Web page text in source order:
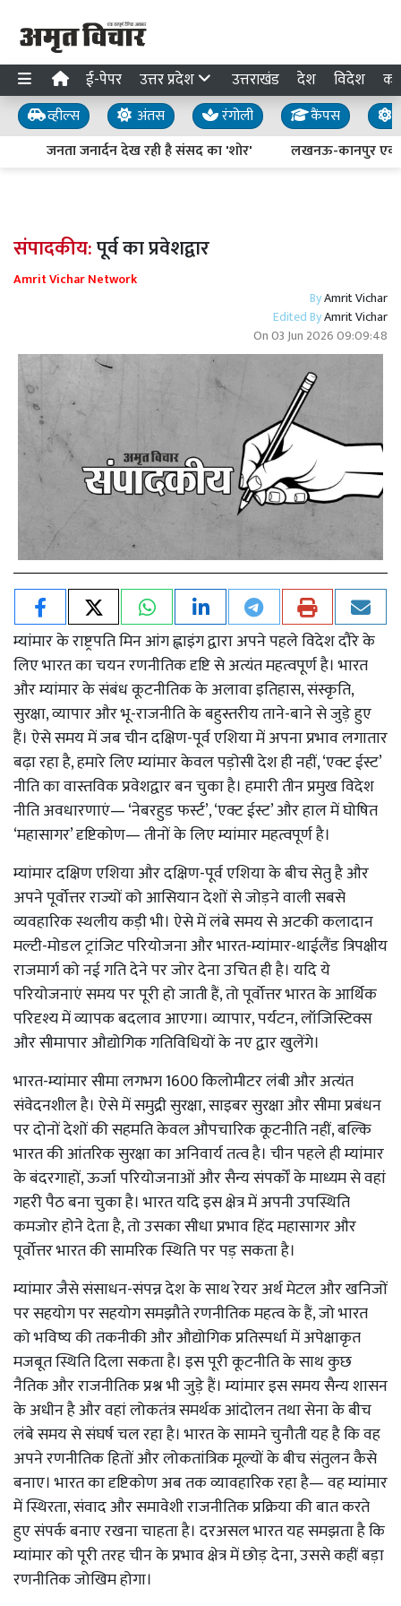
ई-पेपर उत्तर प्रदेश उत्तराखंड देश विदेश
व्हील्स अंतस रंगोली कैंपस
जनता जनार्दन देख रही है संसद का 'शोर'
लखनऊ-कानपुर
संपादकीय:पूर्व का प्रवेशद्वार
Amrit Vichar Network
ByAmrit Vichar
Edited ByAmrit Vichar
On03 Jun 2026 09:09:48
म्यांमार के राष्ट्रपति मिन आंग ह्लाइंग द्वारा अपने पहले विदेश दौरे के
लिए भारत का चयन रणनीतिक दृष्टि से अत्यंत महत्वपूर्ण है। भारत
और म्यांमार के संबंध कूटनीतिक के अलावा इतिहास, संस्कृति,
सुरक्षा, व्यापार और भू-राजनीति के बहुस्तरीय ताने-बाने से जुड़े हुए
हैं। ऐसे समय में जब चीन दक्षिण-पूर्व एशिया में अपना प्रभाव लगातार
बढ़ा रहा है, हमारे लिए म्यांमार केवल पड़ोसी देश ही नहीं, ‘एक्ट ईस्ट’
नीति का वास्तविक प्रवेशद्वार बन चुका है। हमारी तीन प्रमुख विदेश
नीति अवधारणाएं— ‘नेबरहुड फर्स्ट’, ‘एक्ट ईस्ट’ और हाल में घोषित
‘महासागर’ दृष्टिकोण— तीनों के लिए म्यांमार महत्वपूर्ण है।
म्यांमार दक्षिण एशिया और दक्षिण-पूर्व एशिया के बीच सेतु है और
अपने पूर्वोत्तर राज्यों को आसियान देशों से जोड़ने वाली सबसे
व्यवहारिक स्थलीय कड़ी भी। ऐसे में लंबे समय से अटकी कलादान
मल्टी-मोडल ट्रांजिट परियोजना और भारत-म्यांमार-थाईलैंड त्रिपक्षीय
राजमार्ग को नई गति देने पर जोर देना उचित ही है। यदि ये
परियोजनाएं समय पर पूरी हो जाती हैं, तो पूर्वोत्तर भारत के आर्थिक
परिदृश्य में व्यापक बदलाव आएगा। व्यापार, पर्यटन, लॉजिस्टिक्स
और सीमापार औद्योगिक गतिविधियों के नए द्वार खुलेंगे।
भारत-म्यांमार सीमा लगभग 1600 किलोमीटर लंबी और अत्यंत
संवेदनशील है। ऐसे में समुद्री सुरक्षा, साइबर सुरक्षा और सीमा प्रबंधन
पर दोनों देशों की सहमति केवल औपचारिक कूटनीति नहीं, बल्कि
भारत की आंतरिक सुरक्षा का अनिवार्य तत्व है। चीन पहले ही म्यांमार
के बंदरगाहों, ऊर्जा परियोजनाओं और सैन्य संपर्कों के माध्यम से वहां
गहरी पैठ बना चुका है। भारत यदि इस क्षेत्र में अपनी उपस्थिति
कमजोर होने देता है, तो उसका सीधा प्रभाव हिंद महासागर और
पूर्वोत्तर भारत की सामरिक स्थिति पर पड़ सकता है।
म्यांमार जैसे संसाधन-संपन्न देश के साथ रेयर अर्थ मेटल और खनिजों
पर सहयोग पर सहयोग समझौते रणनीतिक महत्व के हैं, जो भारत
को भविष्य की तकनीकी और औद्योगिक प्रतिस्पर्धा में अपेक्षाकृत
मजबूत स्थिति दिला सकता है। इस पूरी कूटनीति के साथ कुछ
नैतिक और राजनीतिक प्रश्न भी जुड़े हैं। म्यांमार इस समय सैन्य शासन
के अधीन है और वहां लोकतंत्र समर्थक आंदोलन तथा सेना के बीच
लंबे समय से संघर्ष चल रहा है। भारत के सामने चुनौती यह है कि वह
अपने रणनीतिक हितों और लोकतांत्रिक मूल्यों के बीच संतुलन कैसे
बनाए। भारत का दृष्टिकोण अब तक व्यावहारिक रहा है— वह म्यांमार
में स्थिरता, संवाद और समावेशी राजनीतिक प्रक्रिया की बात करते
हुए संपर्क बनाए रखना चाहता है। दरअसल भारत यह समझता है कि
म्यांमार को पूरी तरह चीन के प्रभाव क्षेत्र में छोड़ देना, उससे कहीं बड़ा
रणनीतिक जोखिम होगा।